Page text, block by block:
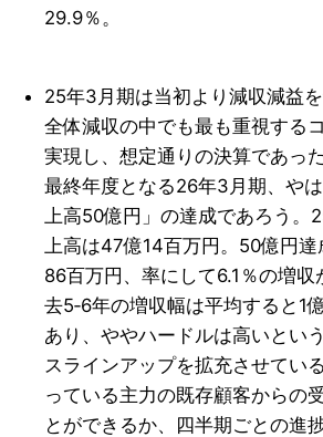
29.9％。
25年3月期は当初より減収減益を
全体減収の中でも最も重視する
実現し、想定通りの決算であっ
最終年度となる26年3月期、や
上高50億円」の達成であろう。
上高は47億14百万円。50億円
86百万円、率にして6.1％の増収
去5‐6年の増収幅は平均すると1
あり、ややハードルは高いとい
スラインアップを拡充させてい
っている主力の既存顧客からの
とができるか、四半期ごとの進